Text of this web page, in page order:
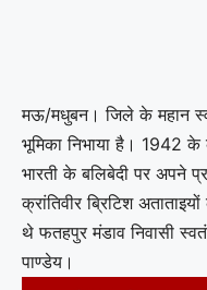
मऊ/मधुबन। जिले के महान
भूमिका निभाया है। 1942 के
भारती के बलिबेदी पर अपने
क्रांतिवीर ब्रिटिश
थे फतहपुर मंडाव निवासी
पाण्डेय।